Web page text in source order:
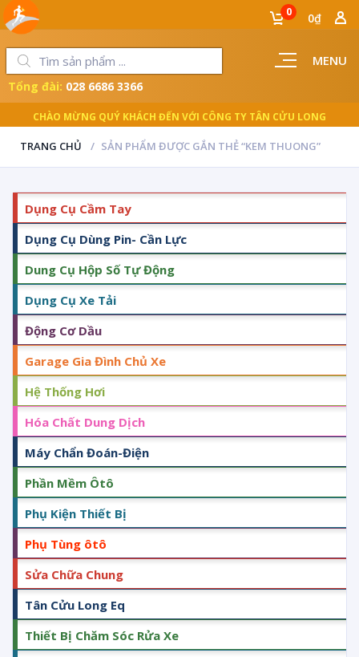
MENU
0 0₫
CHÀO MỪNG QUÝ KHÁCH ĐẾN VỚI CÔNG TY TÂN CỬU LONG
Tổng đài: 028 6686 3366
TRANG CHỦ SẢN PHẨM ĐƯỢC GẮN THẺ “KEM THUONG”
Dụng Cụ Cầm Tay
Dụng Cụ Dùng Pin- Cần Lực
Dung Cụ Hộp Số Tự Động
Dụng Cụ Xe Tải
Động Cơ Dầu
Garage Gia Đình Chủ Xe
Hệ Thống Hơi
Hóa Chất Dung Dịch
Máy Chẩn Đoán-Điện
Phần Mềm Ôtô
Phụ Kiện Thiết Bị
Phụ Tùng ôtô
Sửa Chữa Chung
Tân Cửu Long Eq
Thiết Bị Chăm Sóc Rửa Xe